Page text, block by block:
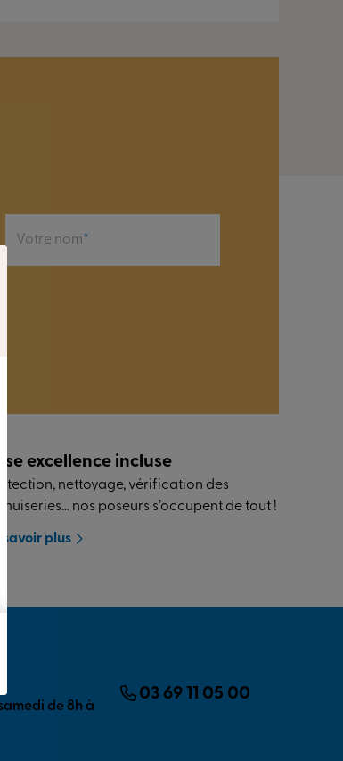
Votre nom
excellence incluse
nettoyage, vérification des
nos poseurs s’occupent de tout !
savoir plus
de 8h à
03 69 11 05 00